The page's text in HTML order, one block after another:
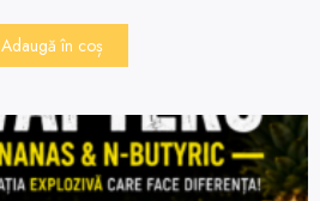
Adaugă în coș